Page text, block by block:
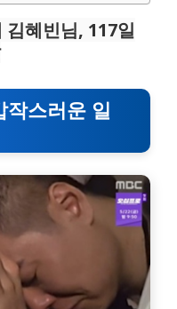
김혜빈님, 117일
작스러운 일